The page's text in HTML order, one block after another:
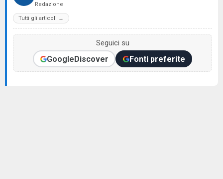
Redazione
Tutti gli articoli →
Seguici su
GoogleDiscover Fonti preferite